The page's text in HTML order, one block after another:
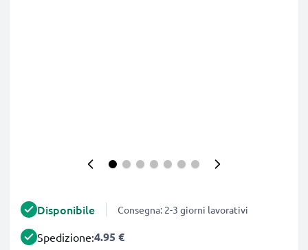
Disponibile Consegna: 2-3 giorni lavorativi
Spedizione:4.95 €